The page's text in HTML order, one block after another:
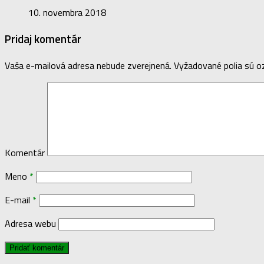
10. novembra 2018
Pridaj komentár
Vaša e-mailová adresa nebude zverejnená. Vyžadované polia sú
Komentár
Meno *
E-mail *
Adresa webu